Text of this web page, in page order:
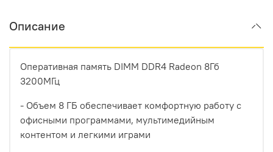
Описание
Оперативная память DIMM DDR4 Radeon 8Гб
3200МГц
- Объем 8 ГБ обеспечивает комфортную работу с
офисными программами, мультимедийным
контентом и легкими играми